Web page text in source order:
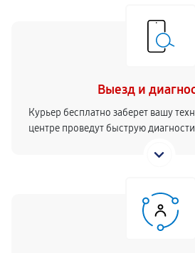
Выезд и
Курьер бесплатно заберет вашу
центре проведут быструю